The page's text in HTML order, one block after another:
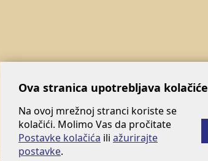
Ova stranica upotrebljava kolačiće
Na ovoj mrežnoj stranci koriste se
kolačići. Molimo Vas da pročitate
Postavke kolačića ili ažurirajte
postavke.